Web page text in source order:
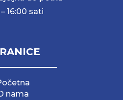
16:00 sati
nama